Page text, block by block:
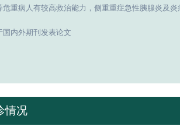
危重病人有较高救治能力，侧重重症急性胰腺炎及
国内外期刊发表论文
情况